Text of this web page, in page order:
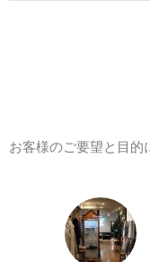
お客様のご要望と目的